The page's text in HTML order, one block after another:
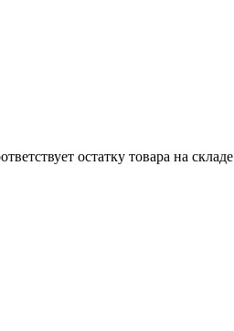
остатку товара на складе